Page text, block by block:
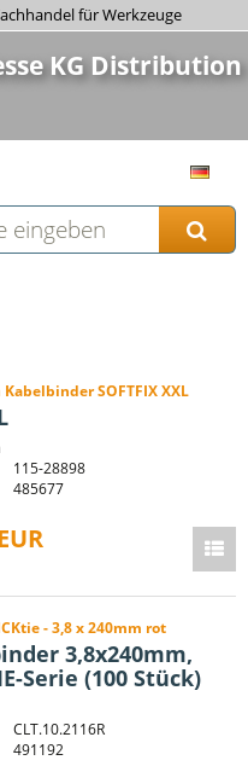
für Werkzeuge
KG Distribution
SOFTFIX XXL
115-28898
485677
- 3,8 x 240mm rot
3,8x240mm,
Serie (100 Stück)
CLT.10.2116R
491192